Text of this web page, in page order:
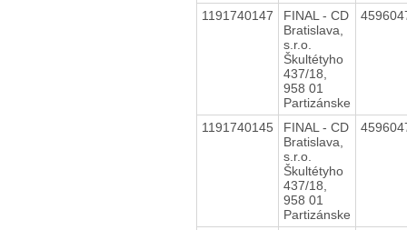
1191740147
FINAL - CD
Bratislava,
s.r.o.
Škultétyho
437/18,
958 01
Partizánske
1191740145
FINAL - CD
Bratislava,
s.r.o.
Škultétyho
437/18,
958 01
Partizánske